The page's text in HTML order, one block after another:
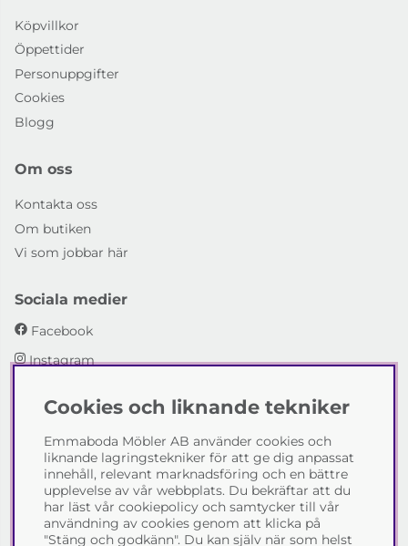
Köpvillkor
Öppettider
Personuppgifter
Cookies
Blogg
Om oss
Kontakta oss
Om butiken
Vi som jobbar här
Sociala medier
Facebook
Instagram
Emmaboda Möbler AB
I fyra generationer har vi hjälpt människor att möblera
sina hem och uppfylla sina inredningsdrömmar med
möbeldesign av högsta kvalitet. Vi vill hjälpa just dig att
skapa ditt drömhem - kontakta gärna oss och berätta
hur vi kan hjälpa dig.
Cookies och liknande tekniker
Emmaboda Möbler AB använder cookies och
liknande lagringstekniker för att ge dig anpassat
innehåll, relevant marknadsföring och en bättre
upplevelse av vår webbplats. Du bekräftar att du
har läst vår cookiepolicy och samtycker till vår
användning av cookies genom att klicka på
"Stäng och godkänn". Du kan själv när som helst